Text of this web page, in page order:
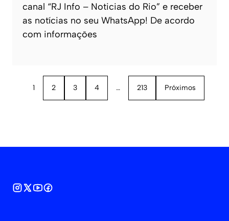
canal “RJ Info – Noticias do Rio” e receber
as notícias no seu WhatsApp! De acordo
com informações
1 2 3 4 … 213 Próximos